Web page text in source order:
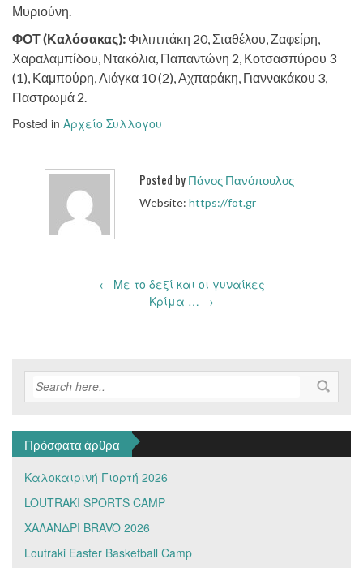
Μυριούνη.
ΦΟΤ (Καλόσακας): Φιλιππάκη 20, Σταθέλου, Ζαφείρη,
Χαραλαμπίδου, Ντακόλια, Παπαντώνη 2, Κοτσασπύρου 3
(1), Καμπούρη, Λιάγκα 10 (2), Αχπαράκη, Γιαννακάκου 3,
Παστρωμά 2.
Posted in Αρχείο Συλλογου
Posted byΠάνος Πανόπουλος
Website: https://fot.gr
← Με το δεξί και οι γυναίκες
Κρίμα … →
Πρόσφατα άρθρα
Καλοκαιρινή Γιορτή 2026
LOUTRAKI SPORTS CAMP
ΧΑΛΑΝΔΡΙ BRAVO 2026
Loutraki Easter Basketball Camp